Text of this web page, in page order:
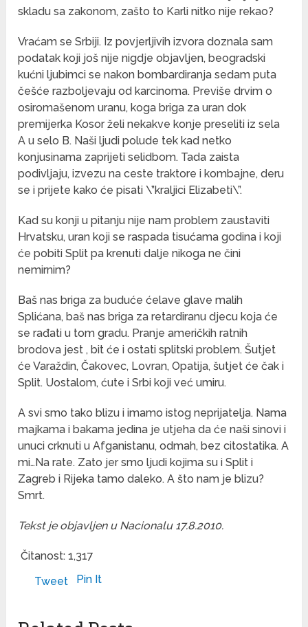
skladu sa zakonom, zašto to Karli nitko nije rekao?
Vraćam se Srbiji. Iz povjerljivih izvora doznala sam
podatak koji još nije nigdje objavljen, beogradski
kućni ljubimci se nakon bombardiranja sedam puta
češće razboljevaju od karcinoma. Previše drvim o
osiromašenom uranu, koga briga za uran dok
premijerka Kosor želi nekakve konje preseliti iz sela
A u selo B. Naši ljudi polude tek kad netko
konjusinama zaprijeti selidbom. Tada zaista
podivljaju, izvezu na ceste traktore i kombajne, deru
se i prijete kako će pisati \”kraljici Elizabeti\”.
Kad su konji u pitanju nije nam problem zaustaviti
Hrvatsku, uran koji se raspada tisućama godina i koji
će pobiti Split pa krenuti dalje nikoga ne čini
nemirnim?
Baš nas briga za buduće ćelave glave malih
Splićana, baš nas briga za retardiranu djecu koja će
se rađati u tom gradu. Pranje američkih ratnih
brodova jest , bit će i ostati splitski problem. Šutjet
će Varaždin, Čakovec, Lovran, Opatija, šutjet će čak i
Split. Uostalom, ćute i Srbi koji već umiru.
A svi smo tako blizu i imamo istog neprijatelja. Nama
majkama i bakama jedina je utjeha da će naši sinovi i
unuci crknuti u Afganistanu, odmah, bez citostatika. A
mi…Na rate. Zato jer smo ljudi kojima su i Split i
Zagreb i Rijeka tamo daleko. A što nam je blizu?
Smrt.
Tekst je objavljen u Nacionalu 17.8.2010.
Čitanost: 1,317
Tweet
Pin It